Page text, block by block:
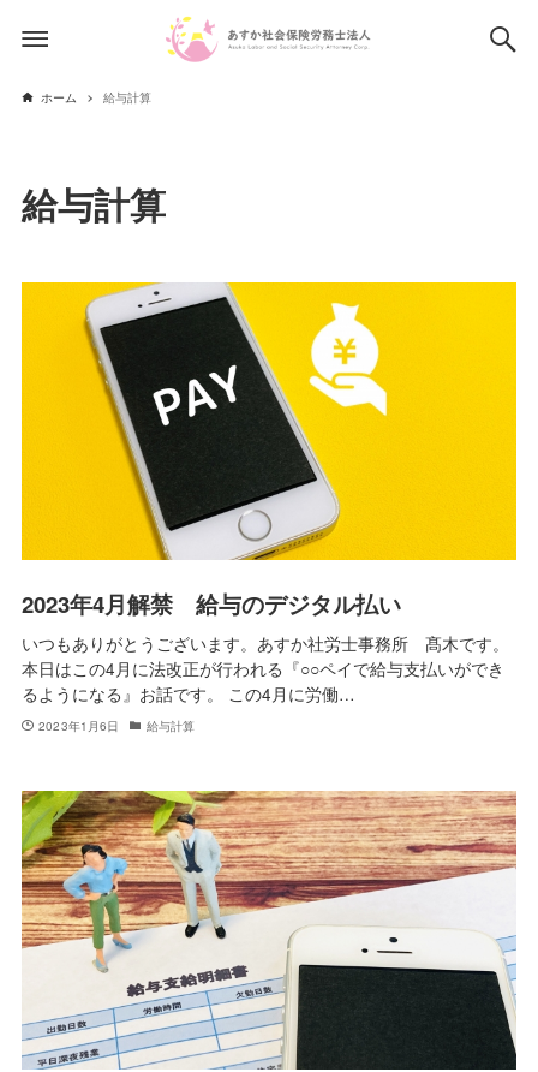
ホーム 給与計算
給与計算
2023年4月解禁 給与のデジタル払い
いつもありがとうございます。あすか社労士事務所 髙木です。
本日はこの4月に法改正が行われる『○○ペイで給与支払いができ
るようになる』お話です。 この4月に労働…
2023年1月6日 給与計算